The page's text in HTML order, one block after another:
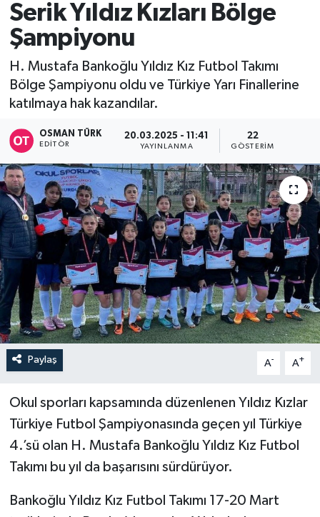
Serik Yıldız Kızları Bölge
Şampiyonu
H. Mustafa Bankoğlu Yıldız Kız Futbol Takımı
Bölge Şampiyonu oldu ve Türkiye Yarı Finallerine
katılmaya hak kazandılar.
OSMAN TÜRK
EDITÖR
20.03.2025 - 11:41
YAYINLANMA
22
GÖSTERIM
Paylaş A- A+
Okul sporları kapsamında düzenlenen Yıldız Kızlar
Türkiye Futbol Şampiyonasında geçen yıl Türkiye
4.’sü olan H. Mustafa Bankoğlu Yıldız Kız Futbol
Takımı bu yıl da başarısını sürdürüyor.
Bankoğlu Yıldız Kız Futbol Takımı 17-20 Mart